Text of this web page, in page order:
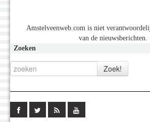
Amstelveenweb.com is niet
van de nieuwsberichten.
Zoeken